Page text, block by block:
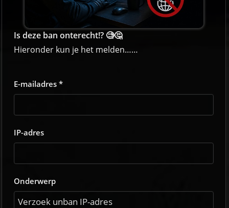
Is deze ban onterecht!? 🧐🤔
Hieronder kun je het melden……
E-mailadres *
IP-adres
Onderwerp